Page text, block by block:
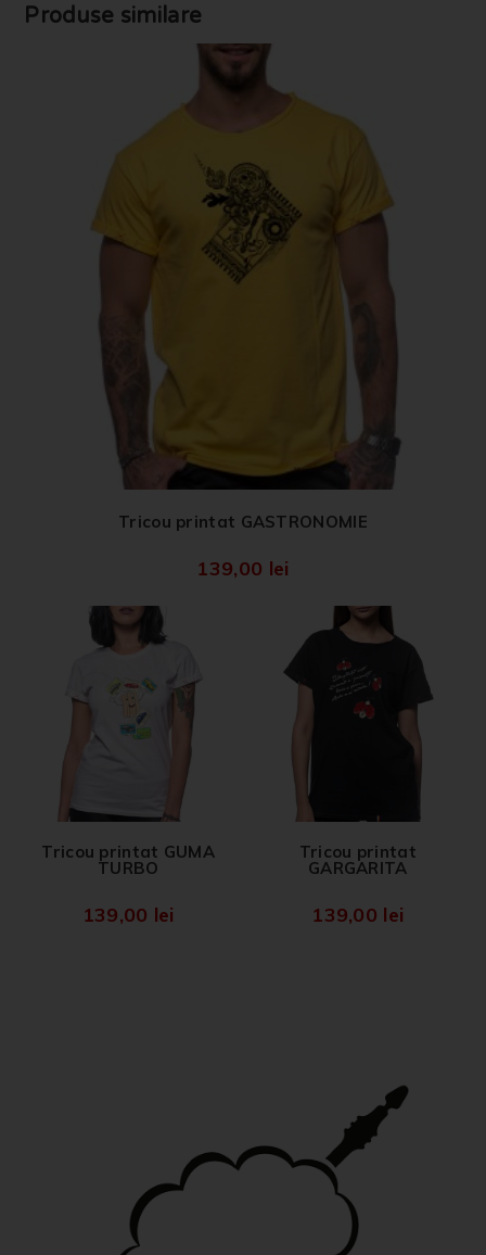
Produse similare
Tricou printat GASTRONOMIE
139,00 lei
Tricou printat GUMA
TURBO
139,00 lei
Tricou printat
GARGARITA
139,00 lei